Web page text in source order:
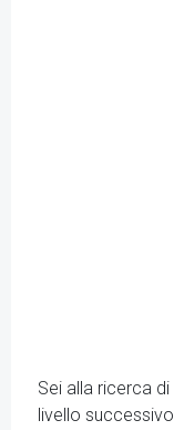
Sei alla ricerca
livello